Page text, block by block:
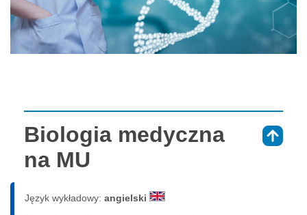
Biologia medyczna
na MU
Język wykładowy: angielski